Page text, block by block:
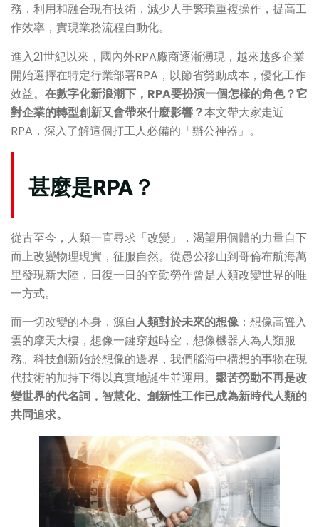
務，利用和融合現有技術，減少人手繁瑣重複操作，提高工
作效率，實現業務流程自動化。
進入21世紀以來，國內外RPA廠商逐漸湧現，越來越多企業
開始選擇在特定行業部署RPA，以節省勞動成本，優化工作
效益。 在數字化新浪潮下，RPA要扮演一個怎樣的角色？它
對企業的轉型創新又會帶來什麼影響？本文帶大家走近
RPA，深入了解這個打工人必備的「辦公神器」。
甚麼是RPA？
從古至今，人類一直尋求「改變」，渴望用個體的力量自下
而上改變物理現實，征服自然。從愚公移山到哥倫布航海萬
里發現新大陸，日復一日的辛勤勞作曾是人類改變世界的唯
一方式。
而一切改變的本身，源自人類對於未來的想像 ：想像高聳入
雲的摩天大樓，想像一鍵穿越時空，想像機器人為人類服
務。科技創新始於想像的邊界，我們腦海中構想的事物在現
代技術的加持下得以真實地誕生並運用。 艱苦勞動不再是改
變世界的代名詞，智慧化、創新性工作已成為新時代人類的
共同追求。